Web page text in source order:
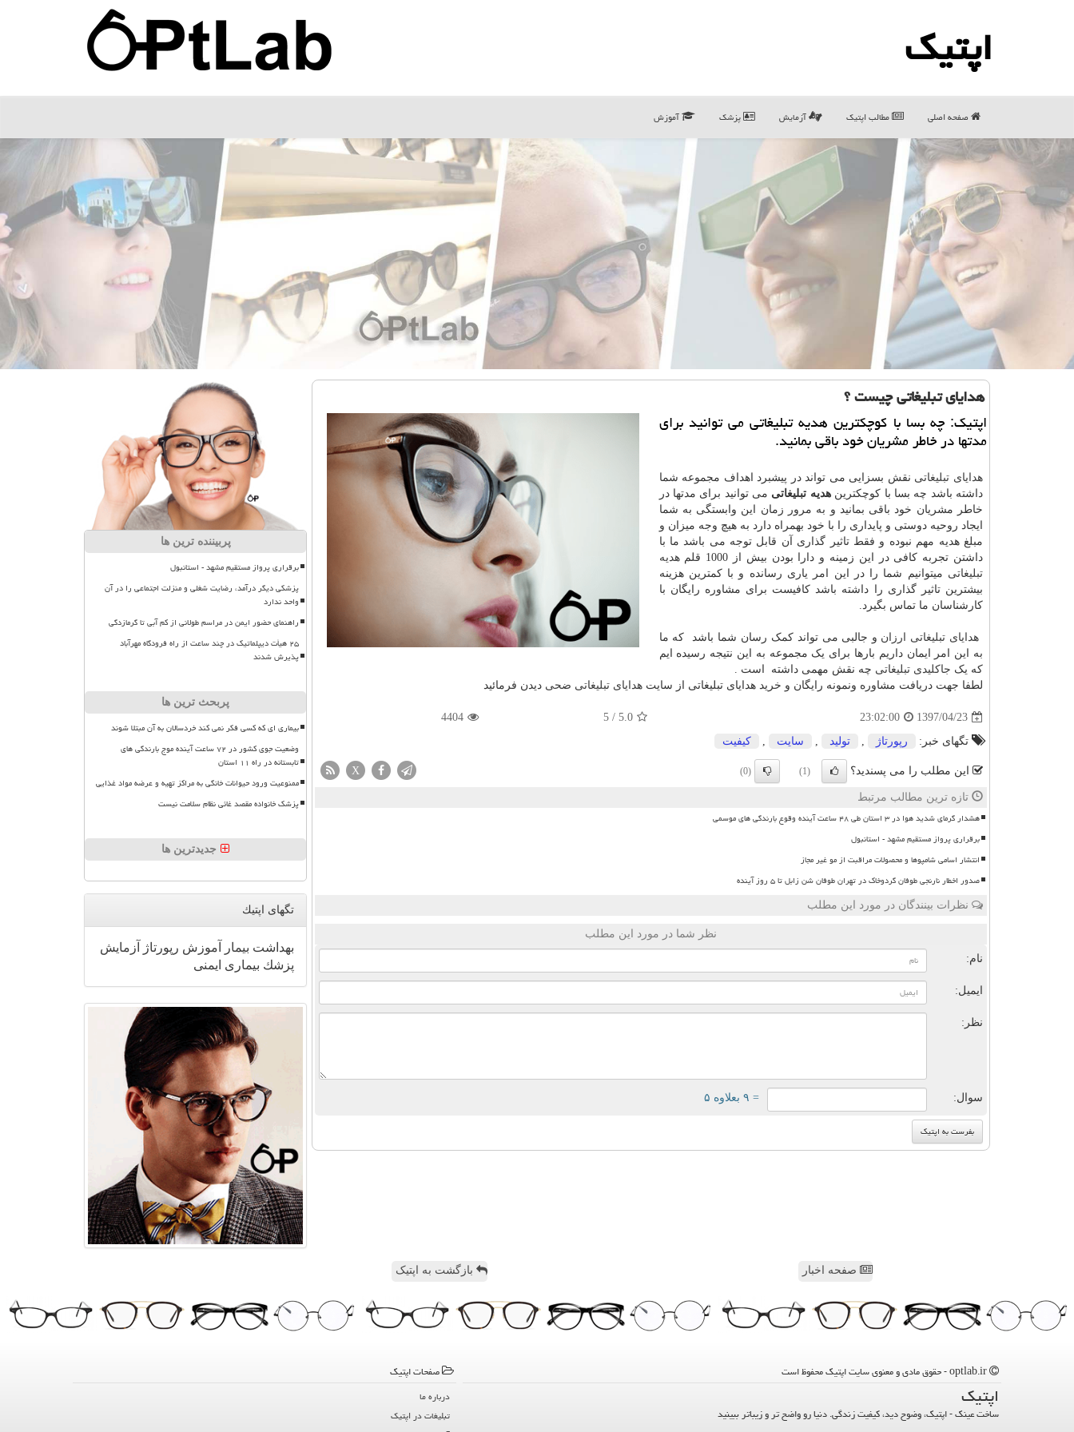
اپتیك
صفحه اصلی مطالب اپتیك آزمایش پزشک آموزش
هدایای تبلیغاتی چیست ؟
اپتیك: چه بسا با كوچكترین هدیه تبلیغاتی می توانید برای
مدتها در خاطر مشریان خود باقی بمانید.
هدایای تبلیغاتی نقش بسزایی می تواند در پیشبرد اهداف مجموعه شما
داشته باشد چه بسا با کوچکترینهدیه تبلیغاتی می توانید برای مدتها در
خاطر مشریان خود باقی بمانید و به مرور زمان این وابستگی به شما
ایجاد روحیه دوستی و پایداری را با خود بهمراه دارد به هیچ وجه میزان و
مبلغ هدیه مهم نبوده و فقط تاثیر گذاری آن قابل توجه می باشد ما با
داشتن تجربه کافی در این زمینه و دارا بودن بیش از 1000 قلم
هدیه
تبلیغاتی میتوانیم شما را در این امر یاری رسانده و با کمترین هزینه
بیشترین تاثیر گذاری را داشته باشد کافیست برای مشاوره رایگان با
کارشناسان ما تماس بگیرد.
هدایای تبلیغاتی ارزان و جالبی می تواند کمک رسان شما باشد که ما
به این امر ایمان داریم بارها برای یک مجموعه به این نتیجه رسیده ایم
که یک جاکلیدی تبلیغاتی چه نقش مهمی داشته است .
لطفا جهت دریافت مشاوره ونمونه رایگان و خرید هدایای تبلیغاتی از سایت هدایای تبلیغاتی ضحی دیدن فرمائید
1397/04/23
23:02:00
5.0
/
5
4404
تگهای خبر: رپورتاژ , تولید , سایت , كیفیت
این مطلب را می پسندید؟ (1)
(0)
X
تازه ترین مطالب مرتبط
هشدار گرمای شدید هوا در ۳ استان طی ۴۸ ساعت آینده وقوع بارندگی های موسمی
برقراری پرواز مستقیم مشهد - استانبول
انتشار اسامی شامپوها و محصولات مراقبت از مو غیر مجاز
صدور اخطار نارنجی طوفان گردوخاک در تهران طوفان شن زابل تا ۵ روز آینده
نظرات بینندگان در مورد این مطلب
نظر شما در مورد این مطلب
نام:
ایمیل:
نظر:
سوال: = ۹ بعلاوه ۵
پربیننده ترین ها
برقراری پرواز مستقیم مشهد - استانبول
پزشکی دیگر درآمد، رضایت شغلی و منزلت اجتماعی را در آن
واحد ندارد
راهنمای حضور ایمن در مراسم طولانی از کم آبی تا گرمازدگی
۲۵ هیأت دیپلماتیک در چند ساعت از راه فرودگاه مهرآباد
پذیرش شدند
پربحث ترین ها
بیماری ای که کسی فکر نمی کند خردسالان به آن مبتلا شوند
وضعیت جوی کشور در ۷۲ ساعت آینده موج بارندگی های
تابستانه در راه ۱۱ استان
ممنوعیت ورود حیوانات خانگی به مراکز تهیه و عرضه مواد غذایی
پزشک خانواده مقصد غائی نظام سلامت نیست
جدیدترین ها
تگهای اپتیك
بهداشت بیمار آموزش رپورتاژ
آزمایش
پزشك بیماری ایمنی
صفحه اخبار بازگشت به اپتیک
اپتیك
ساخت عینک - اپتیک، وضوح دید، کیفیت زندگی. دنیا رو واضح تر و زیباتر ببینید
صفحات اپتیك
درباره ما
تبلیغات در اپتیك